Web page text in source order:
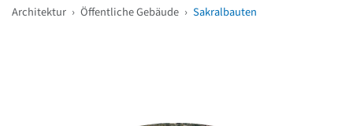
Architektur › Öffentliche Gebäude › Sakralbauten